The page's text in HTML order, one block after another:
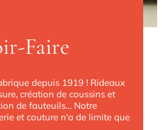
Faire
depuis 1919 ! Rideaux
création de coussins et
de fauteuils… Notre
et couture n'a de limite que